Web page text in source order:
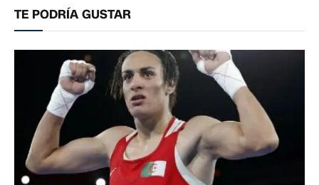
TE PODRÍA GUSTAR